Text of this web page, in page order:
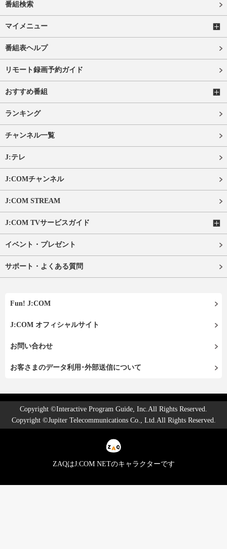
番組検索
マイメニュー
番組表ヘルプ
リモート録画予約ガイド
おすすめ番組
ランキング
チャンネル一覧
J:テレ
J:COMチャンネル
J:COM STREAM
J:COM TVサービスガイド
イベント・プレゼント
サポート・よくある質問
Fun! J:COM
J:COM オフィシャルサイト
お問い合わせ
お客さまのデータ利用･外部送信について
Copyright ©Interactive Program Guide, Inc.All Rights Reserved.
Copyright ©Jupiter Telecommunications Co., Ltd.All Rights Reserved.
ZAQはJ:COM NETのキャラクターです